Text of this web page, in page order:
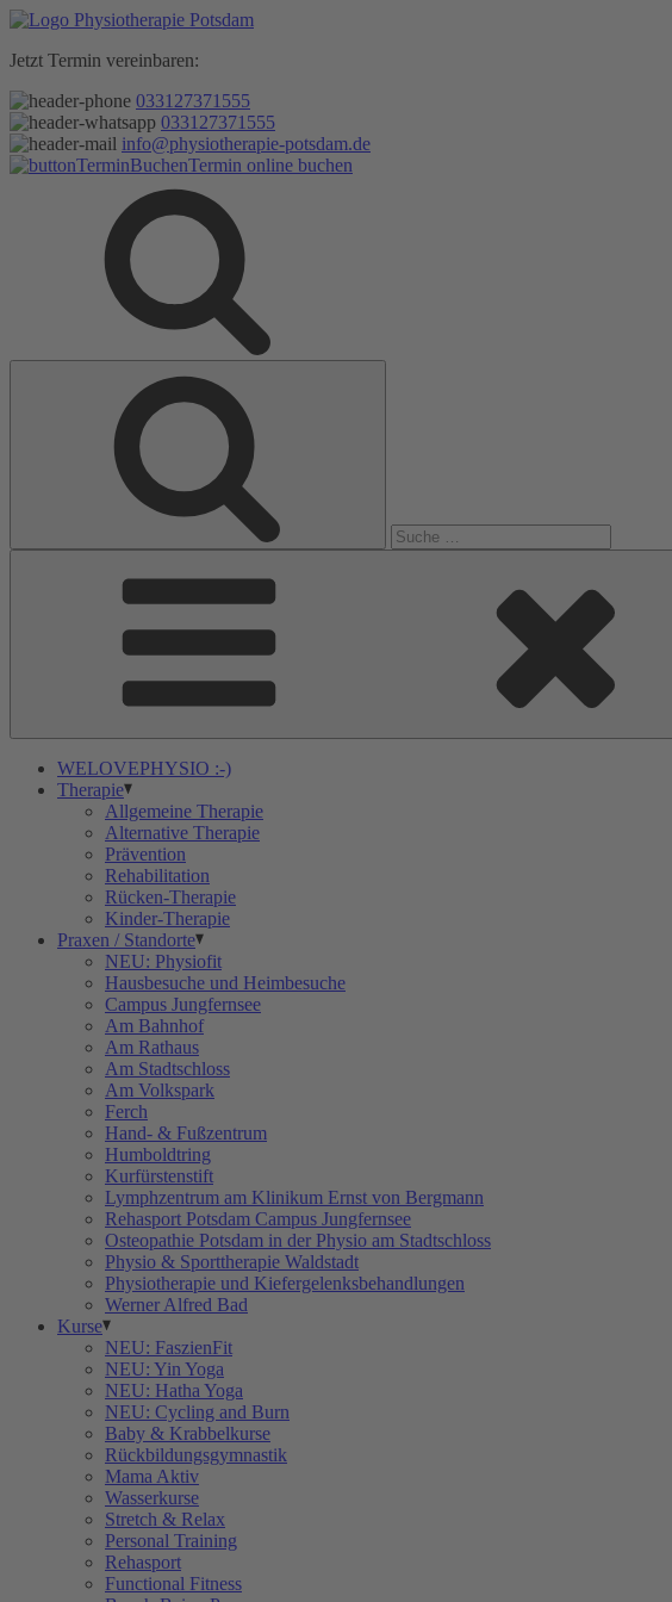
Zum
springen
Jetzt Termin vereinbaren:
033127371555
033127371555
info@physiotherapie-potsdam.de
Termin online buchen
WELOVEPHYSIO :-)
Therapie
Allgemeine Therapie
Alternative Therapie
Prävention
Rehabilitation
Rücken-Therapie
Kinder-Therapie
Praxen / Standorte
NEU: Physiofit
Hausbesuche und Heimbesuche
Campus Jungfernsee
Am Bahnhof
Am Rathaus
Am Stadtschloss
Am Volkspark
Ferch
Hand- & Fußzentrum
Humboldtring
Kurfürstenstift
Lymphzentrum am Klinikum Ernst von Bergmann
Rehasport Potsdam Campus Jungfernsee
Osteopathie Potsdam in der Physio am Stadtschloss
Physio & Sporttherapie Waldstadt
Physiotherapie und Kiefergelenksbehandlungen
Werner Alfred Bad
Kurse
NEU: FaszienFit
NEU: Yin Yoga
NEU: Hatha Yoga
NEU: Cycling and Burn
Baby & Krabbelkurse
Rückbildungsgymnastik
Mama Aktiv
Wasserkurse
Stretch & Relax
Personal Training
Rehasport
Functional Fitness